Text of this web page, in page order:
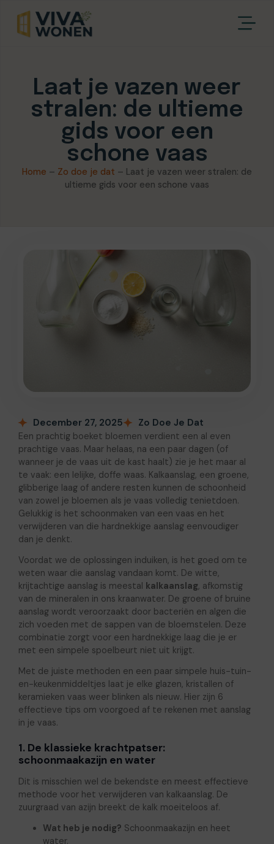
Laat je vazen weer
stralen: de ultieme
gids voor een
schone vaas
Home – Zo doe je dat – Laat je vazen weer stralen: de
ultieme gids voor een schone vaas
December 27, 2025 Zo Doe Je Dat
Een prachtig boeket bloemen verdient een al even
prachtige vaas. Maar helaas, na een paar dagen (of
wanneer je de vaas uit de kast haalt) zie je het maar al
te vaak: een lelijke, doffe waas. Kalkaanslag, een groene,
glibberige laag of andere resten kunnen de schoonheid
van zowel je bloemen als je vaas volledig tenietdoen.
Gelukkig is het schoonmaken van een vaas en het
verwijderen van die hardnekkige aanslag eenvoudiger
dan je denkt.
Voordat we de oplossingen induiken, is het goed om te
weten waar die aanslag vandaan komt. De witte,
krijtachtige aanslag is meestal kalkaanslag, afkomstig
van de mineralen in ons kraanwater. De groene of bruine
aanslag wordt veroorzaakt door bacteriën en algen die
zich voeden met de sappen van de bloemstelen. Deze
combinatie zorgt voor een hardnekkige laag die je er
met een simpele spoelbeurt niet uit krijgt.
Met de juiste methoden en een paar simpele huis-tuin-
en-keukenmiddeltjes laat je elke glazen, kristallen of
keramieken vaas weer blinken als nieuw. Hier zijn 6
effectieve tips om voorgoed af te rekenen met aanslag
in je vaas.
1. De klassieke krachtpatser:
schoonmaakazijn en water
Dit is misschien wel de bekendste en meest effectieve
methode voor het verwijderen van kalkaanslag. De
zuurgraad van azijn breekt de kalk moeiteloos af.
Wat heb je nodig? Schoonmaakazijn en heet
water.